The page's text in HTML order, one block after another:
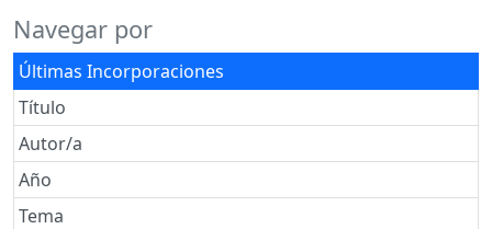
Navegar por
Últimas Incorporaciones
Título
Autor/a
Año
Tema